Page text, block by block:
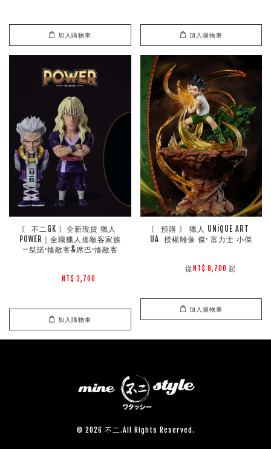
加入購物車 加入購物車
〘 不二GK 〙全新現貨 獵人
POWER｜全職獵人揍敵客家族
—桀諾·揍敵客&席巴·揍敵客
NT$ 3,700
加入購物車
〘 預購 〙 獵人 UNiQUE ART
UA  授權雕像 傑· 富力士 小傑
        從
NT$ 8,700 起
加入購物車
© 2026 不二.All Rights Reserved.